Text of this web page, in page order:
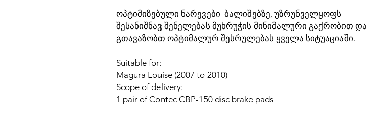
ოპტიმიზებული ნარევები ბალიშებზე, უზრუნველყოფს
შესანიშნავ შენელებას მუხრუჭის მინიმალური გაქრობით და
გთავაზობთ ოპტიმალურ შესრულებას ყველა სიტუაციაში.
Suitable for:
Magura Louise (2007 to 2010)
Scope of delivery:
1 pair of Contec CBP-150 disc brake pads